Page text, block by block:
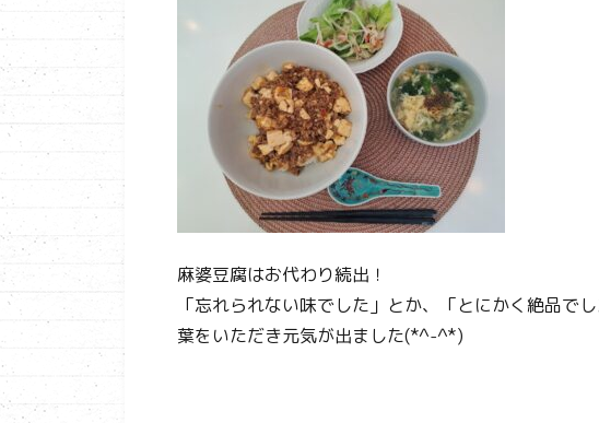
麻婆豆腐はお代わり続出！
「忘れられない味でした」とか、「とにかく絶品で
葉をいただき元気が出ました(*^-^*)